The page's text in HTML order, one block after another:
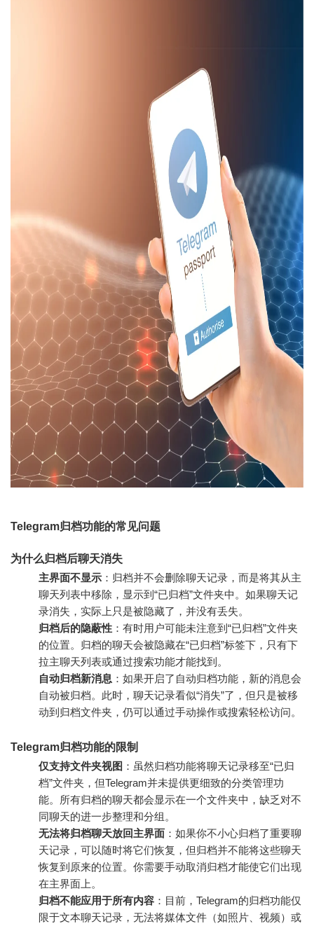
Telegram归档功能的常见问题
为什么归档后聊天消失
主界面不显示 ：归档并不会删除聊天记录，而是将其从主
聊天列表中移除，显示到“已归档”文件夹中。如果聊天记
录消失，实际上只是被隐藏了，并没有丢失。
归档后的隐蔽性 ：有时用户可能未注意到“已归档”文件夹
的位置。归档的聊天会被隐藏在“已归档”标签下，只有下
拉主聊天列表或通过搜索功能才能找到。
自动归档新消息 ：如果开启了自动归档功能，新的消息会
自动被归档。此时，聊天记录看似“消失”了，但只是被移
动到归档文件夹，仍可以通过手动操作或搜索轻松访问。
Telegram归档功能的限制
仅支持文件夹视图 ：虽然归档功能将聊天记录移至“已归
档”文件夹，但Telegram并未提供更细致的分类管理功
能。所有归档的聊天都会显示在一个文件夹中，缺乏对不
同聊天的进一步整理和分组。
无法将归档聊天放回主界面 ：如果你不小心归档了重要聊
天记录，可以随时将它们恢复，但归档并不能将这些聊天
恢复到原来的位置。你需要手动取消归档才能使它们出现
在主界面上。
归档不能应用于所有内容 ：目前，Telegram的归档功能仅
限于文本聊天记录，无法将媒体文件（如照片、视频）或